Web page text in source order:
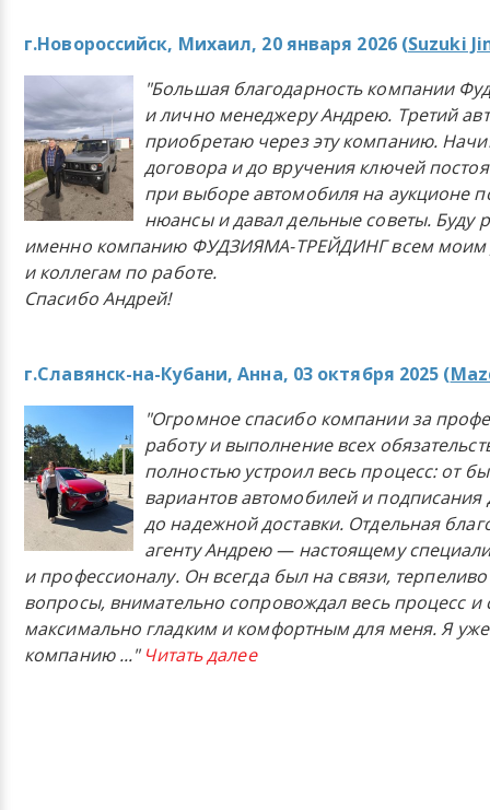
г.Новороссийск, Михаил, 20 января 2026 (Suzuki
"Большая благодарность компании
и лично менеджеру Андрею. Третий
приобретаю через эту компанию.
договора и до вручения ключей
при выборе автомобиля на аукционе
нюансы и давал дельные советы. Буду
именно компанию ФУДЗИЯМА-ТРЕЙДИНГ всем моим
и коллегам по работе.
Спасибо Андрей!
г.Славянск-на-Кубани, Анна, 03 октября 2025 (
"Огромное спасибо компании за
работу и выполнение всех
полностью устроил весь процесс: от
вариантов автомобилей и подписания
до надежной доставки. Отдельная
агенту Андрею — настоящему
и профессионалу. Он всегда был на связи,
вопросы, внимательно сопровождал весь процесс и
максимально гладким и комфортным для меня. Я
компанию..." Читать далее